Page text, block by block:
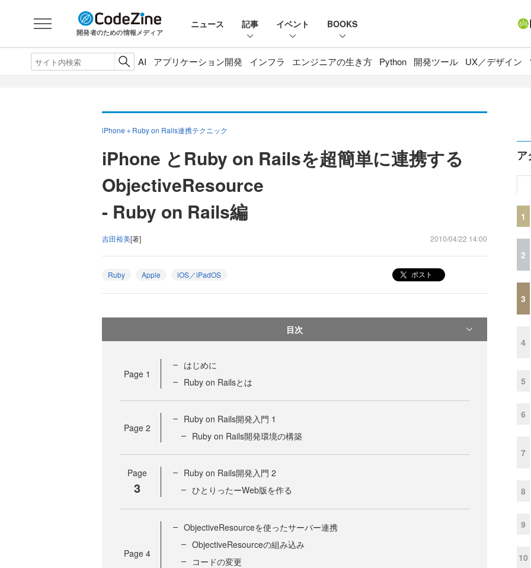
開発者のための情報メディア
ニュース 記事 イベント BOOKS
AI アプリケーション開発 インフラ エンジニアの生き方 Python 開発ツール UX／デザイン
iPhone＋Ruby on Rails連携テクニック
iPhone とRuby on Railsを超簡単に連携する
ObjectiveResource
- Ruby on Rails編
吉田裕美[著] 2010/04/22 14:00
Ruby Apple iOS／iPadOS ポスト
目次
Page 1
はじめに
Ruby on Railsとは
Page 2
Ruby on Rails開発入門 1
Ruby on Rails開発環境の構築
Page
3
Ruby on Rails開発入門 2
ひとりったーWeb版を作る
Page 4
ObjectiveResourceを使ったサーバー連携
ObjectiveResourceの組み込み
コードの変更
ア
1
2
3
4
5
6
7
8
9
10